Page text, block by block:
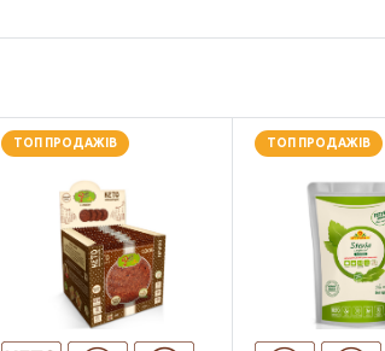
ТОП ПРОДАЖІВ ТОП ПРОДАЖІВ